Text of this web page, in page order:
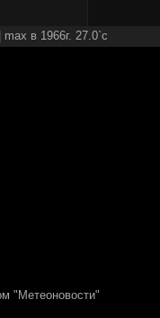
в 1966г. 27.0`c
"Метеоновости"